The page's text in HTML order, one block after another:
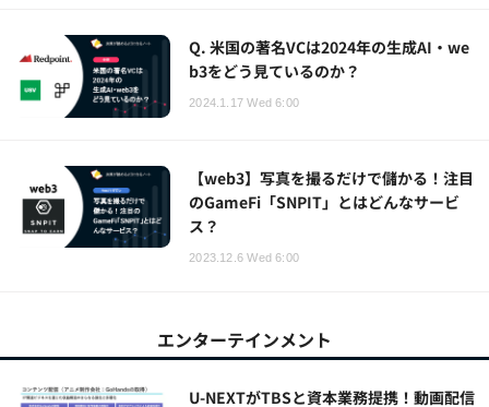
Q. 米国の著名VCは2024年の生成AI・we
b3をどう見ているのか？
2024.1.17 Wed 6:00
【web3】写真を撮るだけで儲かる！注目
のGameFi「SNPIT」とはどんなサービ
ス？
2023.12.6 Wed 6:00
エンターテインメント
U-NEXTがTBSと資本業務提携！動画配信